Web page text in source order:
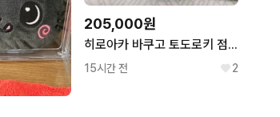
205,000원
히로아카 바쿠고 토도로키 점프샵 원화 버스데이 티셔츠 미개봉 2종 일괄 공식굿즈 덤 많이
15시간 전 2